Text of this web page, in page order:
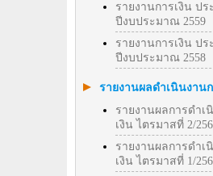
รายงานการเงิน ปร
ปีงบประมาณ 2559
รายงานการเงิน ปร
ปีงบประมาณ 2558
รายงานผลดำเนินงาน
รายงานผลการดำเ
เงิน ไตรมาสที่ 2/
รายงานผลการดำเ
เงิน ไตรมาสที่ 1/